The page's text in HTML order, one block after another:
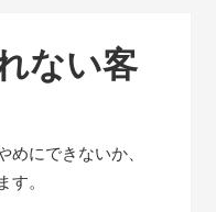
ない客
にできないか、
。